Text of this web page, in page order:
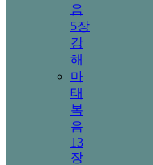
음
5장
강
해
마
태
복
음
13
장